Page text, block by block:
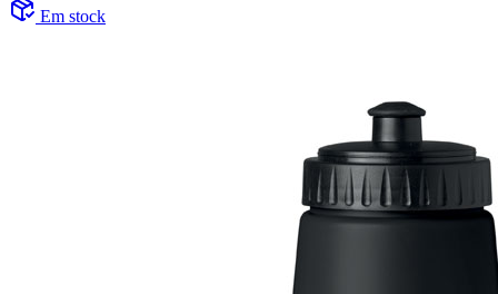
Em stock